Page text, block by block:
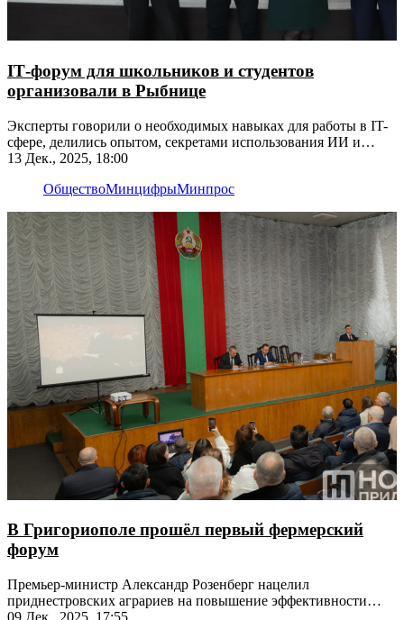
IT‑форум для школьников и студентов
организовали в Рыбнице
Эксперты говорили о необходимых навыках для работы в IT-
сфере, делились опытом, секретами использования ИИ и
тенденциями IT-рынка
13 Дек., 2025, 18:00
ОбществоМинцифрыМинпрос
В Григориополе прошёл первый фермерский
форум
Премьер-министр Александр Розенберг нацелил
приднестровских аграриев на повышение эффективности